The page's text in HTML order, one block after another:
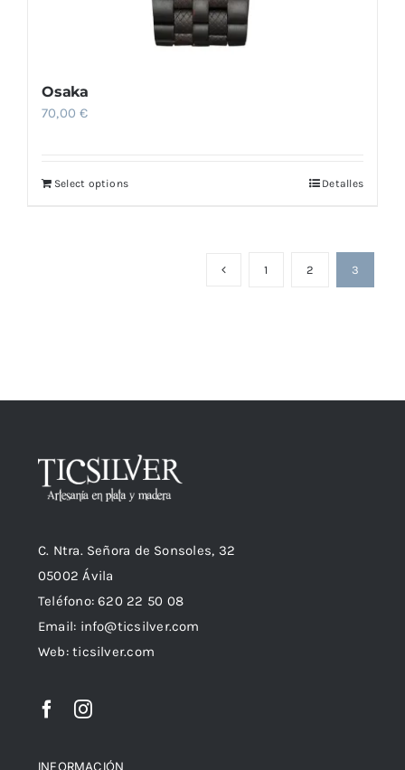
Osaka
70,00€
Select options Detalles
1 2 3
C. Ntra. Señora de Sonsoles, 32
05002 Ávila
Teléfono: 620 22 50 08
Email: info@ticsilver.com
Web: ticsilver.com
INFORMACIÓN